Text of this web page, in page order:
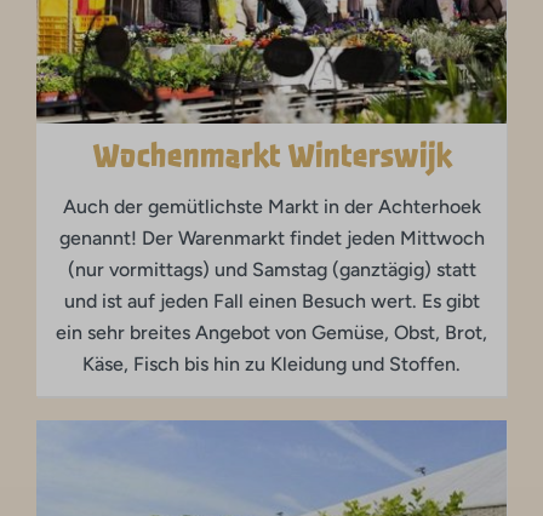
Wochenmarkt Winterswijk
Auch der gemütlichste Markt in der Achterhoek
genannt! Der Warenmarkt findet jeden Mittwoch
(nur vormittags) und Samstag (ganztägig) statt
und ist auf jeden Fall einen Besuch wert. Es gibt
ein sehr breites Angebot von Gemüse, Obst, Brot,
Käse, Fisch bis hin zu Kleidung und Stoffen.